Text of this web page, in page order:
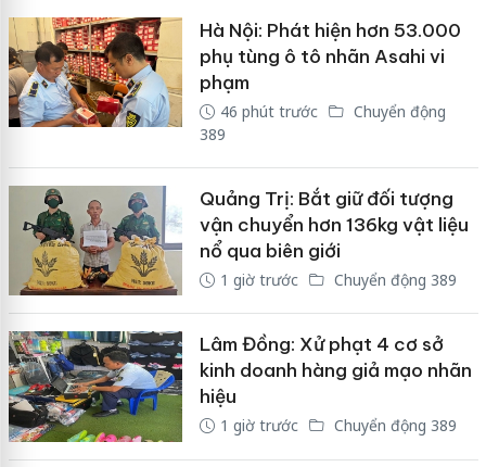
Hà Nội: Phát hiện hơn 53.000
phụ tùng ô tô nhãn Asahi vi
phạm
46 phút trước
Chuyển động
389
Quảng Trị: Bắt giữ đối tượng
vận chuyển hơn 136kg vật liệu
nổ qua biên giới
1 giờ trước Chuyển động 389
Lâm Đồng: Xử phạt 4 cơ sở
kinh doanh hàng giả mạo nhãn
hiệu
1 giờ trước Chuyển động 389